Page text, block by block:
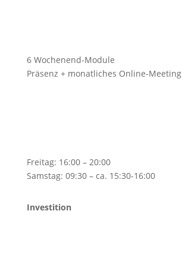
6 Wochenend-Module
Präsenz + monatliches Online-Meeting
Freitag: 16:00 – 20:00
Samstag: 09:30 – ca. 15:30-16:00
Investition